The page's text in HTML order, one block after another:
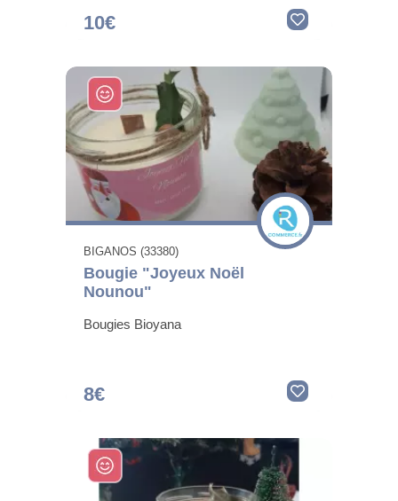
10€
BIGANOS (33380)
Bougie "Joyeux Noël
Nounou"
Bougies Bioyana
8€